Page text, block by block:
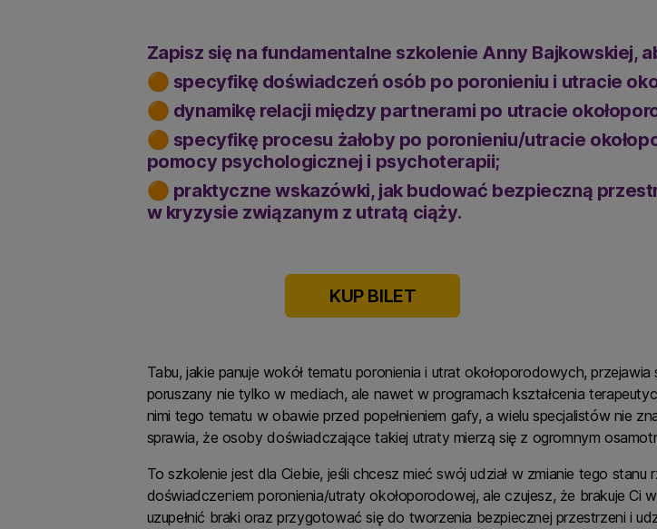
Zapisz się na fundamentalne szkolenie Anny Bajkowskiej,
🟠 specyfikę doświadczeń osób po poronieniu i utracie
🟠 dynamikę relacji między partnerami po utracie
🟠 specyfikę procesu żałoby po poronieniu/utracie
pomocy psychologicznej i psychoterapii;
🟠 praktyczne wskazówki, jak budować bezpieczną
w kryzysie związanym z utratą ciąży.
KUP BILET
Tabu, jakie panuje wokół tematu poronienia i utrat okołoporodowych,
poruszany nie tylko w mediach, ale nawet w programach kształcenia
nimi tego tematu w obawie przed popełnieniem gafy, a wielu specjalistów nie
sprawia, że osoby doświadczające takiej utraty mierzą się z ogromnym
To szkolenie jest dla Ciebie, jeśli chcesz mieć swój udział w zmianie tego
doświadczeniem poronienia/utraty okołoporodowej, ale czujesz, że brakuje Ci
uzupełnić braki oraz przygotować się do tworzenia bezpiecznej przestrzeni i